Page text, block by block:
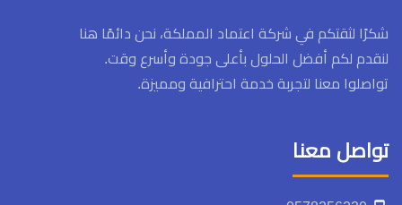
شكرًا لثقتكم في شركة اعتماد المملكة، نحن دائمًا هنا
لنقدم لكم أفضل الحلول بأعلى جودة وأسرع وقت.
تواصلوا معنا لتجربة خدمة احترافية ومميزة.
تواصل معنا